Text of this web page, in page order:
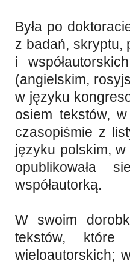
Była po
z badań, skryptu,
i
(angielskim,
w języku
osiem tekstów,
czasopiśmie z
języku polskim,
opublikowała
współautorką.
W swoim
tekstów, które
wieloautorskich;